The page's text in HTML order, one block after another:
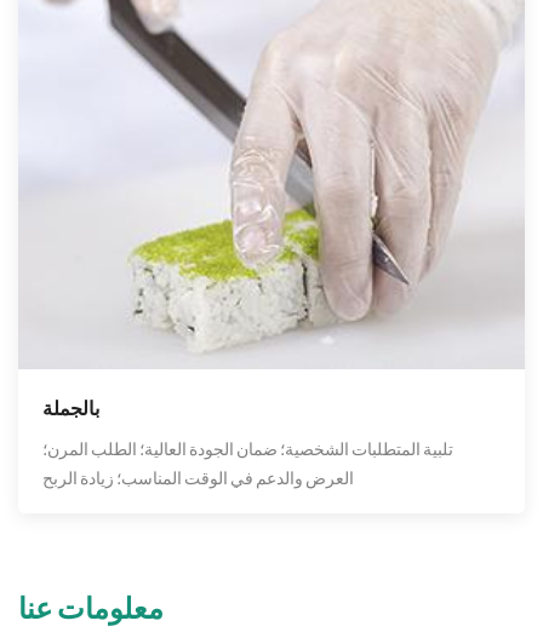
بالجملة
تلبية المتطلبات الشخصية؛ ضمان الجودة العالية؛ الطلب المرن؛
العرض والدعم في الوقت المناسب؛ زيادة الربح
معلومات عنا